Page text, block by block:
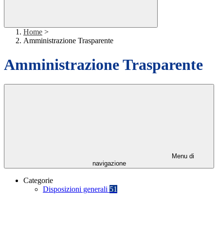
Home >
Amministrazione Trasparente
Amministrazione Trasparente
Menu di
navigazione
Categorie
Disposizioni generali 51